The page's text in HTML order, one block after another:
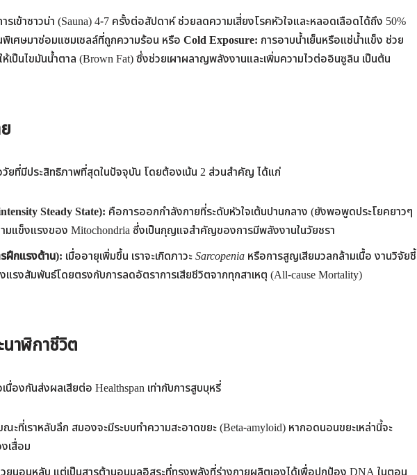
ารเข้าซาวน่า (Sauna) 4-7 ครั้งต่อสัปดาห์ ช่วยลดความเสี่ยงโรคหัวใจและหลอดเลือดได้ถึง 50%
พิเศษมาซ่อมแซมเซลล์ที่ถูกความร้อน หรือ Cold Exposure: การอาบน้ำเย็นหรือแช่น้ำแข็ง ช่วย
ห้เป็นไขมันน้ำตาล (Brown Fat) ซึ่งช่วยเผาผลาญพลังงานและเพิ่มความไวต่ออินซูลิน เป็นต้น
ยที่มีประสิทธิภาพที่สุดในปัจจุบัน โดยต้องเน้น 2 ส่วนสำคัญ ได้แก่
Steady State): คือการออกกำลังกายที่ระดับหัวใจเต้นปานกลาง (ยังพอพูดประโยคยาวๆ
มแข็งแรงของ Mitochondria ซึ่งเป็นกุญแจสำคัญของการมีพลังงานในวัยชรา
ฝึกแรงต้าน): เมื่ออายุเพิ่มขึ้น เราจะเกิดภาวะSarcopenia หรือการสูญเสียมวลกล้ามเนื้อ งานวิจัยชี้
แรงสัมพันธ์โดยตรงกับการลดอัตราการเสียชีวิตจากทุกสาเหตุ (All-cause Mortality)
าฬิกาชีวิต
องกันส่งผลเสียต่อ Healthspan เท่ากับการสูบบุหรี่
ณะที่เราหลับลึก สมองจะมีระบบทำความสะอาดขยะ (Beta-amyloid) หากอดนอนขยะเหล่านี้จะ
เสื่อม